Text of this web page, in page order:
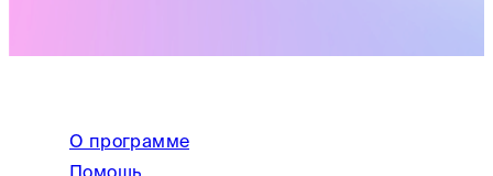
О программе
Помощь